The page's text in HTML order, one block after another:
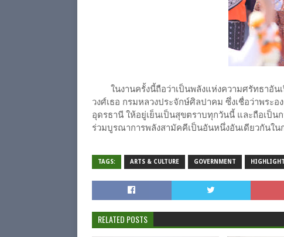
ในงานครั้งนี้ถือว่าเป็นพลังแห่งความศรัทธาอั
วงศ์เธอ กรมหลวงประจักษ์ศิลปาคม ซึ่งเชื่อว่าพระ
อุดรธานี ให้อยู่เย็นเป็นสุขตราบทุกวันนี้ และถือเป็น
ร่วมบูรณาการพลังสามัคคีเป็นอันหนึ่งอันเดียวกันใ
TAGS: ARTS & CULTURE GOVERNMENT HIGHLIGHT
RELATED POSTS